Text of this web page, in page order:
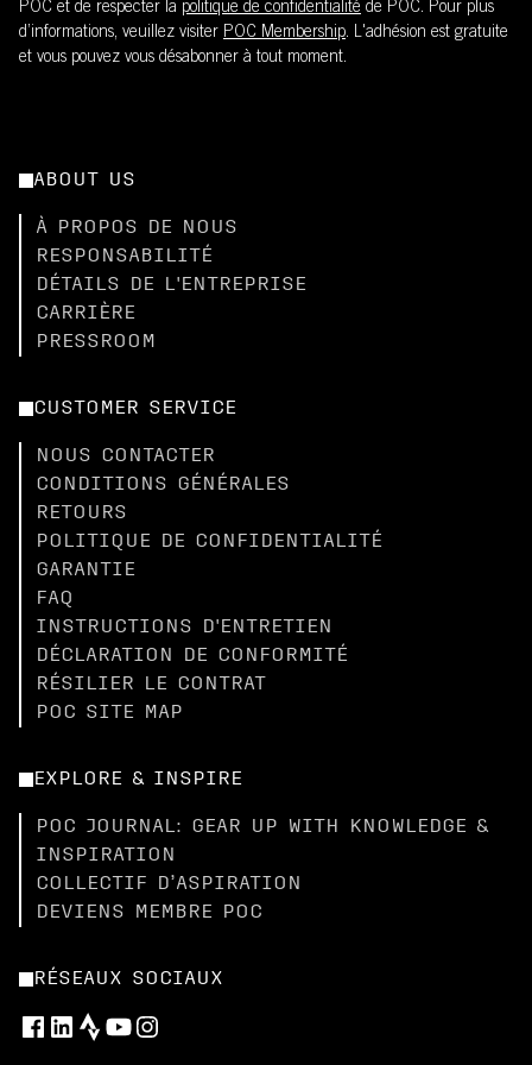
POC et de respecter la politique de confidentialité de POC. Pour plus
d’informations, veuillez visiter POC Membership. L'adhésion est gratuite
et vous pouvez vous désabonner à tout moment.
ABOUT US
À PROPOS DE NOUS
RESPONSABILITÉ
DÉTAILS DE L'ENTREPRISE
CARRIÈRE
PRESSROOM
CUSTOMER SERVICE
NOUS CONTACTER
CONDITIONS GÉNÉRALES
RETOURS
POLITIQUE DE CONFIDENTIALITÉ
GARANTIE
FAQ
INSTRUCTIONS D'ENTRETIEN
DÉCLARATION DE CONFORMITÉ
RÉSILIER LE CONTRAT
POC SITE MAP
EXPLORE & INSPIRE
POC JOURNAL: GEAR UP WITH KNOWLEDGE &
INSPIRATION
COLLECTIF D’ASPIRATION
DEVIENS MEMBRE POC
RÉSEAUX SOCIAUX